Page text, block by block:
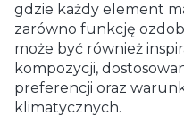
gdzie każdy element
zarówno funkcję
może być również
kompozycji,
preferencji oraz
klimatycznych.